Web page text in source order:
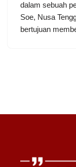
dalam sebuah
Soe, Nusa
bertujuan